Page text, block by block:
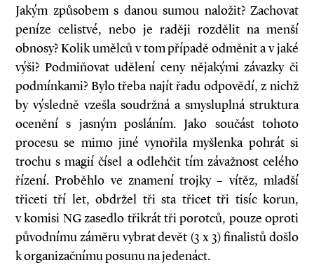
Jakým způsobem s danou sumou naložit? Zachovat
peníze celistvé, nebo je raději rozdělit na menší
obnosy? Kolik umělců v tom případě odměnit a v jaké
výši? Podmiňovat udělení ceny nějakými závazky či
podmínkami? Bylo třeba najít řadu odpovědí, z nichž
by výsledně vzešla soudržná a smysluplná struktura
ocenění s jasným posláním. Jako součást tohoto
procesu se mimo jiné vynořila myšlenka pohrát si
trochu s magií čísel a odlehčit tím závažnost celého
řízení. Proběhlo ve znamení trojky – vítěz, mladší
třiceti tří let, obdržel tři sta třicet tři tisíc korun,
v komisi NG zasedlo třikrát tři porotců, pouze oproti
původnímu záměru vybrat devět (3 x 3) finalistů došlo
k organizačnímu posunu na jedenáct.